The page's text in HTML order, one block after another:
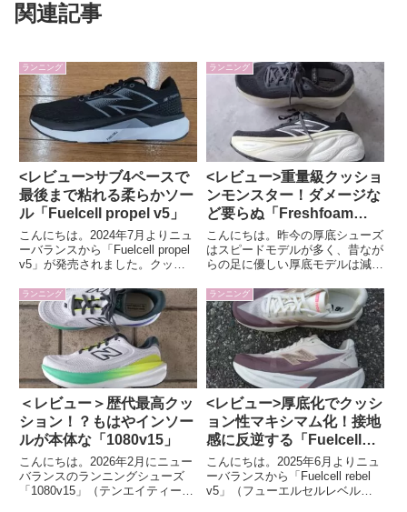
関連記事
ランニング
<レビュー>サブ4ペースで
最後まで粘れる柔らかソー
ル「Fuelcell propel v5」
こんにちは。2024年7月よりニュ
ーバランスから「Fuelcell propel
v5」が発売されました。クッシ
を探していた所で丁度発売された
ので早速履いてみました！
｢Fuelcell propel v5｣の特...
ランニング
<レビュー>重量級クッショ
ンモンスター！ダメージな
ど要らぬ「Freshfoam
more v5」
こんにちは。昨今の厚底シューズ
はスピードモデルが多く、昔なが
らの足に優しい厚底モデルは減っ
ューバランスの脚に優しくジョギ
ングにオススメな「Fresh foam
X more v5」について紹介しま
す。｢Fres...
ランニング
＜レビュー＞歴代最高クッ
ション！？もはやインソー
ルが本体な「1080v15」
こんにちは。2026年2月にニュー
バランスのランニングシューズ
「1080v15」（テンエイティー
ランニング
<レビュー>厚底化でクッシ
ョン性マキシマム化！接地
感に反逆する「Fuelcell
rebel v5」
こんにちは。2025年6月よりニュ
ーバランスから「Fuelcell rebel
v5」（フューエルセルレベル